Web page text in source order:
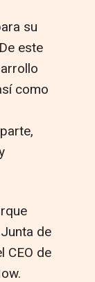
su
este
como
de
CEO de